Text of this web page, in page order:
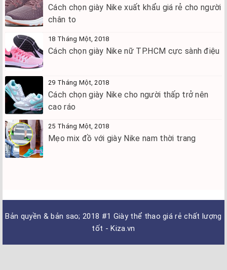
Cách chọn giày Nike xuất khẩu giá rẻ cho người
chân to
18 Tháng Một, 2018
Cách chọn giày Nike nữ TP.HCM cực sành điệu
29 Tháng Một, 2018
Cách chọn giày Nike cho người thấp trở nên
cao ráo
25 Tháng Một, 2018
Mẹo mix đồ với giày Nike nam thời trang
Bản quyền & bản sao; 2018 #1 Giày thể thao giá rẻ chất lượng
tốt - Kiza.vn